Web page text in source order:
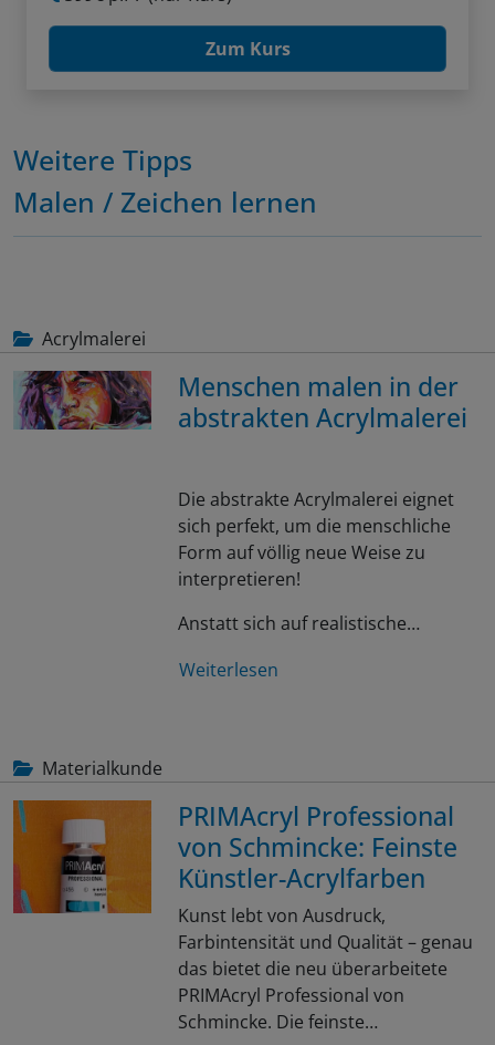
Zum Kurs
Weitere Tipps
Malen / Zeichen lernen
Acrylmalerei
Menschen malen in der
abstrakten Acrylmalerei
Die abstrakte Acrylmalerei eignet
sich perfekt, um die menschliche
Form auf völlig neue Weise zu
interpretieren!
Anstatt sich auf realistische…
Weiterlesen
Materialkunde
PRIMAcryl Professional
von Schmincke: Feinste
Künstler-Acrylfarben
Kunst lebt von Ausdruck,
Farbintensität und Qualität – genau
das bietet die neu überarbeitete
PRIMAcryl Professional von
Schmincke. Die feinste…